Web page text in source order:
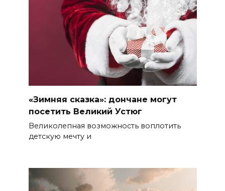
«Зимняя сказка»: дончане могут
посетить Великий Устюг
Великолепная возможность воплотить
детскую мечту и